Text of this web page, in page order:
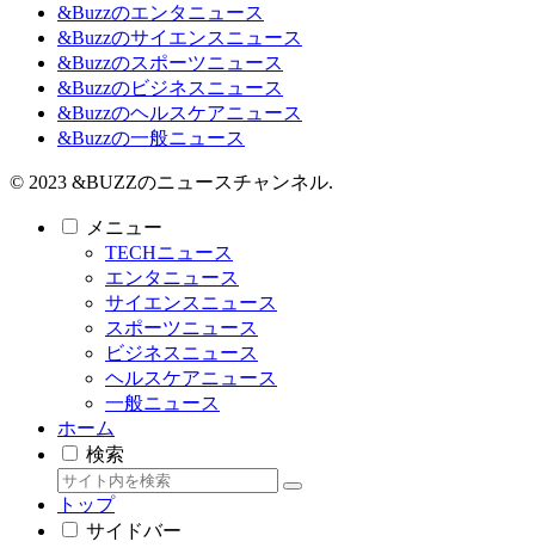
&Buzzのエンタニュース
&Buzzのサイエンスニュース
&Buzzのスポーツニュース
&Buzzのビジネスニュース
&Buzzのヘルスケアニュース
&Buzzの一般ニュース
© 2023 &BUZZのニュースチャンネル.
メニュー
TECHニュース
エンタニュース
サイエンスニュース
スポーツニュース
ビジネスニュース
ヘルスケアニュース
一般ニュース
ホーム
検索
トップ
サイドバー